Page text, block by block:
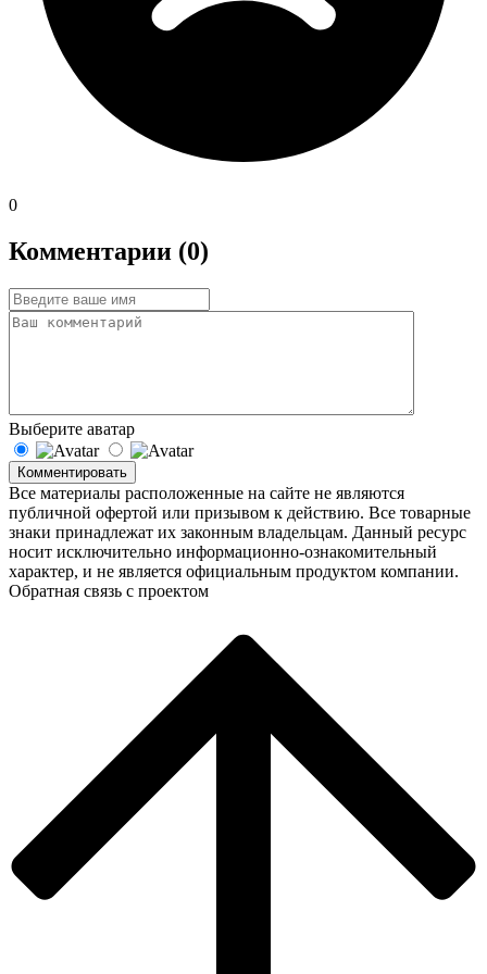
0
Комментарии (0)
Выберите аватар
Комментировать
Все материалы расположенные на сайте не являются
публичной офертой или призывом к действию. Все товарные
знаки принадлежат их законным владельцам. Данный ресурс
носит исключительно информационно-ознакомительный
характер, и не является официальным продуктом компании.
Обратная связь с проектом